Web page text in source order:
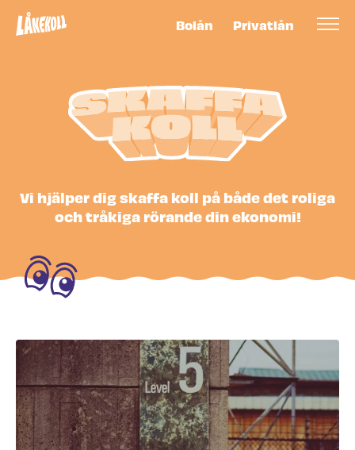
Bolån Privatlån
Skaffa koll -
Vi hjälper dig skaffa koll på både det roliga
och tråkiga rörande din ekonomi!